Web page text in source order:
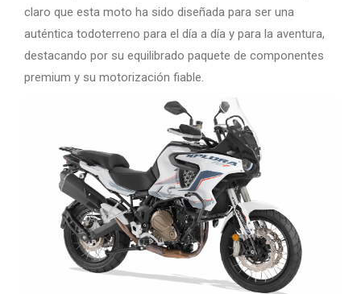
claro que esta moto ha sido diseñada para ser una
auténtica todoterreno para el día a día y para la aventura,
destacando por su equilibrado paquete de componentes
premium y su motorización fiable.